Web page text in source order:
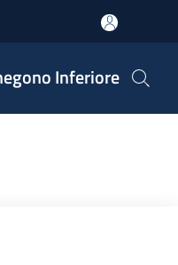
Inferiore